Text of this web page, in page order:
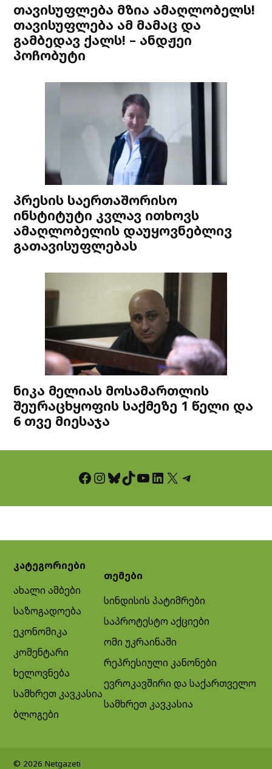
თავისუფლება მზია ამაღლობელს!
თავისუფლება ამ მამაც და
გამბედავ ქალს! – ანდჟეი
პოჩობუტი
პრესის საერთაშორისო
ინსტიტუტი კვლავ ითხოვს
ამაღლობელის დაუყოვნებლივ
გათავისუფლებას
ნიკა მელიას მოსამართლის
შეურაცხყოფის საქმეზე 1 წელი და
6 თვე მიესაჯა
Facebook InstagramBluesky TikTok YouTube LinkedIn X Telegram
კატეგორიები
ახალი ამბები
საზოგადოება
ეკონომიკა
კომენტარი
ხელოვნება
სამხრეთ კავკასია
ბლოგები
თემები
სინდისის პატიმრები
საპროტესტო აქციები
ომი უკრაინაში
რეპრესიული კანონები
ევროკავშირი და საქართველო
სამხრეთ კავკასია
© 2026 Netgazeti